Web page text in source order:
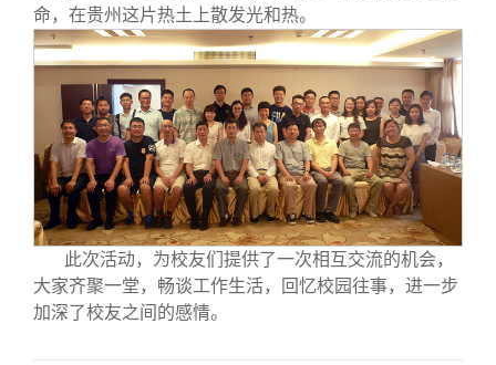
校友视界
理事会名单
联系我们
命，在贵州这片热土上散发光和热。
此次活动，为校友们提供了一次相互交流的机会，
大家齐聚一堂，畅谈工作生活，回忆校园往事，进一步
加深了校友之间的感情。